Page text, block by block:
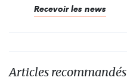
Recevoir les news
Articles recommandés